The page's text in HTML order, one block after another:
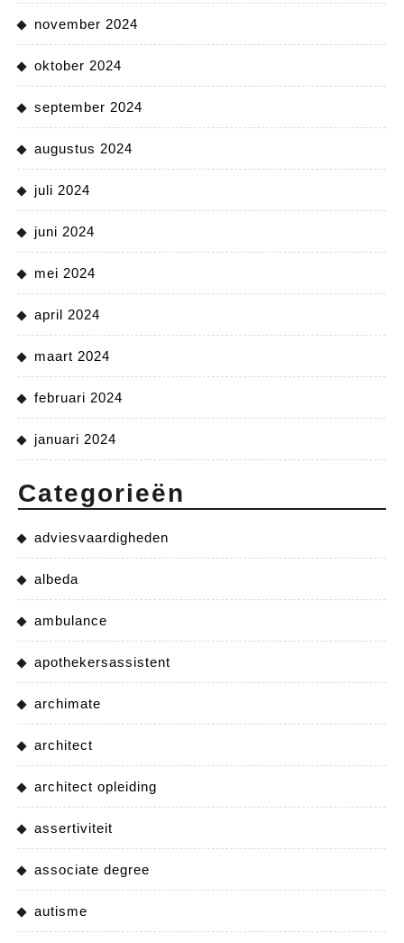
november 2024
oktober 2024
september 2024
augustus 2024
juli 2024
juni 2024
mei 2024
april 2024
maart 2024
februari 2024
januari 2024
Categorieën
adviesvaardigheden
albeda
ambulance
apothekersassistent
archimate
architect
architect opleiding
assertiviteit
associate degree
autisme